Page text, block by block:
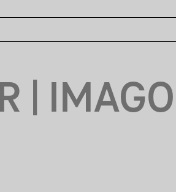
| IMAGO